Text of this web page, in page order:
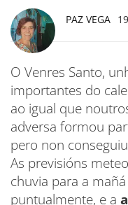
PAZ VEGA
O Venres Santo,
importantes do
ao igual que
adversa formou
pero non
As previsións
chuvia para a
puntualmente, e a